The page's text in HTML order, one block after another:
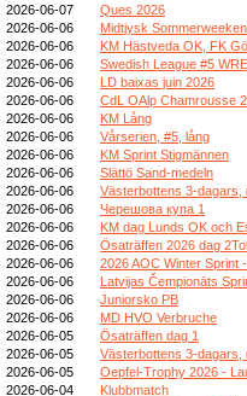
2026-06-07
Ques 2026
2026-06-06
Midtjysk
2026-06-06
KM Hästveda OK, FK
2026-06-06
Swedish League #5
2026-06-06
LD baixas juin 2026
2026-06-06
CdL OAlp Chamrousse
2026-06-06
KM Lång
2026-06-06
Vårserien, #5, lång
2026-06-06
KM Sprint Stigmännen
2026-06-06
Slättö Sand-medeln
2026-06-06
Västerbottens 3-dagars,
2026-06-06
Черешова купа 1
2026-06-06
KM dag Lunds OK och
2026-06-06
Ösaträffen 2026 dag
2026-06-06
2026 AOC Winter Sprint
2026-06-06
Latvijas Čempionāts
2026-06-06
Juniorsko PB
2026-06-06
MD HVO Verbruche
2026-06-05
Ösaträffen dag 1
2026-06-05
Västerbottens 3-dagars,
2026-06-05
Oepfel-Trophy 2026 -
2026-06-04
Klubbmatch